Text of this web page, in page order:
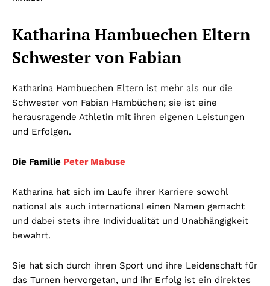
Katharina Hambuechen Eltern
Schwester von Fabian
Katharina Hambuechen Eltern ist mehr als nur die
Schwester von Fabian Hambüchen; sie ist eine
herausragende Athletin mit ihren eigenen Leistungen
und Erfolgen.
Die Familie Peter Mabuse
Katharina hat sich im Laufe ihrer Karriere sowohl
national als auch international einen Namen gemacht
und dabei stets ihre Individualität und Unabhängigkeit
bewahrt.
Sie hat sich durch ihren Sport und ihre Leidenschaft für
das Turnen hervorgetan, und ihr Erfolg ist ein direktes